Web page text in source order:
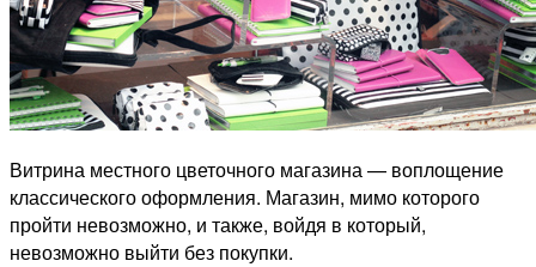
Витрина местного цветочного магазина — воплощение
классического оформления. Магазин, мимо которого
пройти невозможно, и также, войдя в который,
невозможно выйти без покупки.